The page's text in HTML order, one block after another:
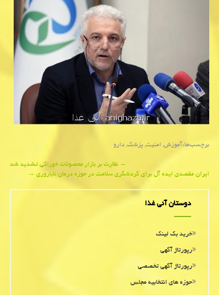
برچسب‌ها:آموزش,امنیت,پزشك,دارو
navigation
←نظارت بر بازار محصولات خوراكی تشدید شد
ایران مقصدی ایده آل برای گردشگری سلامت در حوزه درمان ناباروری→
دوستان آنی غذا
خرید بک لینک
رپورتاژ آگهی
رپورتاژ آگهی تخصصی
حوزه های انتخابیه مجلس